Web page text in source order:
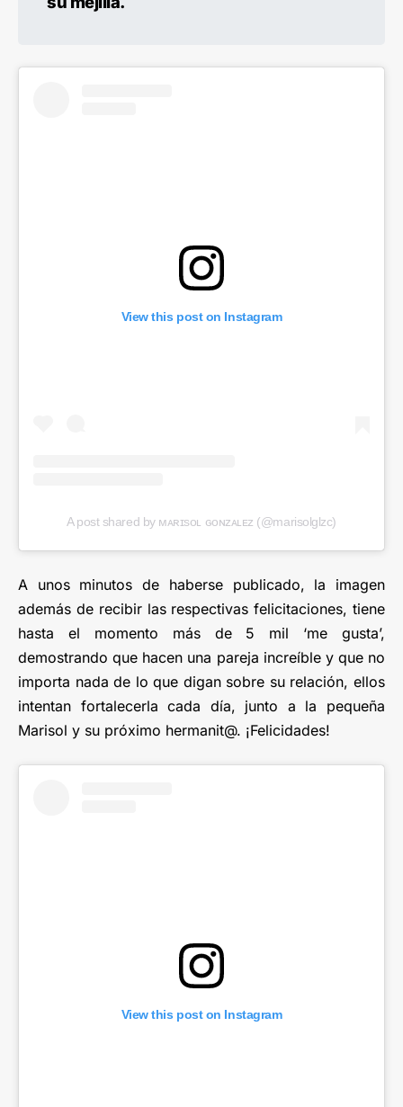
View this post on Instagram
A post shared by ᴍᴀʀɪsᴏʟ ɢᴏɴᴢᴀʟᴇᴢ (@marisolglzc)
A unos minutos de haberse publicado, la imagen
además de recibir las respectivas felicitaciones, tiene
hasta el momento más de 5 mil ‘me gusta’,
demostrando que hacen una pareja increíble y que no
importa nada de lo que digan sobre su relación, ellos
intentan fortalecerla cada día, junto a la pequeña
Marisol y su próximo hermanit@. ¡Felicidades!
View this post on Instagram